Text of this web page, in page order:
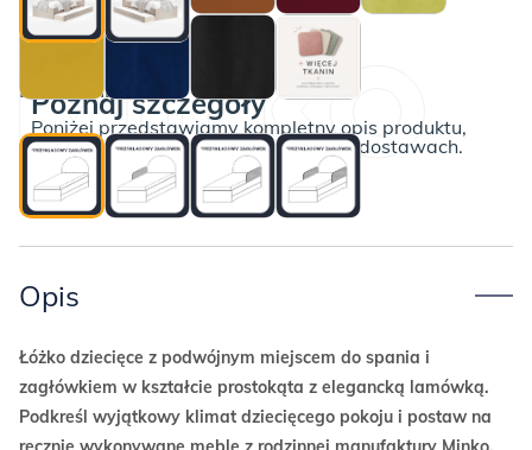
BEZ BARIEREK
wysuwanym
spaniem
BED
Redu
Poznaj szczegóły
Poniżej przedstawiamy kompletny opis produktu,
wraz z informacjami o płatnościach i dostawach.
Opis
Łóżko dziecięce z podwójnym miejscem do spania i
zagłówkiem w kształcie prostokąta z elegancką lamówką.
Podkreśl wyjątkowy klimat dziecięcego pokoju i postaw na